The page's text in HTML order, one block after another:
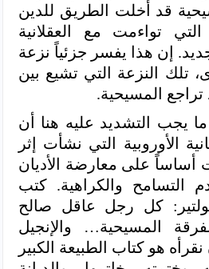
قد أخلت الطريق للدين
التي تواءمت مع العقلانية
إن هذا يفسر جزئياً نزعة
تلك النزعة التي تشيع بين
تراجع المسيحية.
التشديد عليه هنا أن
الأوروبية التي نشأت إثر
أساساً على معارضة الأديان
التسامح والكراهية. كتب
كل رجل عاقل صالح
المسيحية… والإنجيل
هو كتاب الطبيعة الكبير